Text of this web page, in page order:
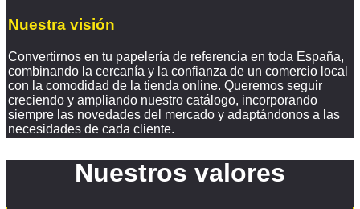
Nuestra visión
Convertirnos en tu papelería de referencia en toda España,
combinando la cercanía y la confianza de un comercio local
con la comodidad de la tienda online. Queremos seguir
creciendo y ampliando nuestro catálogo, incorporando
siempre las novedades del mercado y adaptándonos a las
necesidades de cada cliente.
Nuestros valores